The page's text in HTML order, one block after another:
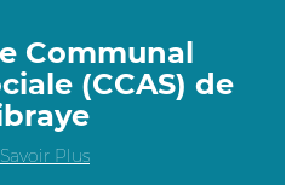
Communal
(CCAS) de
Plus